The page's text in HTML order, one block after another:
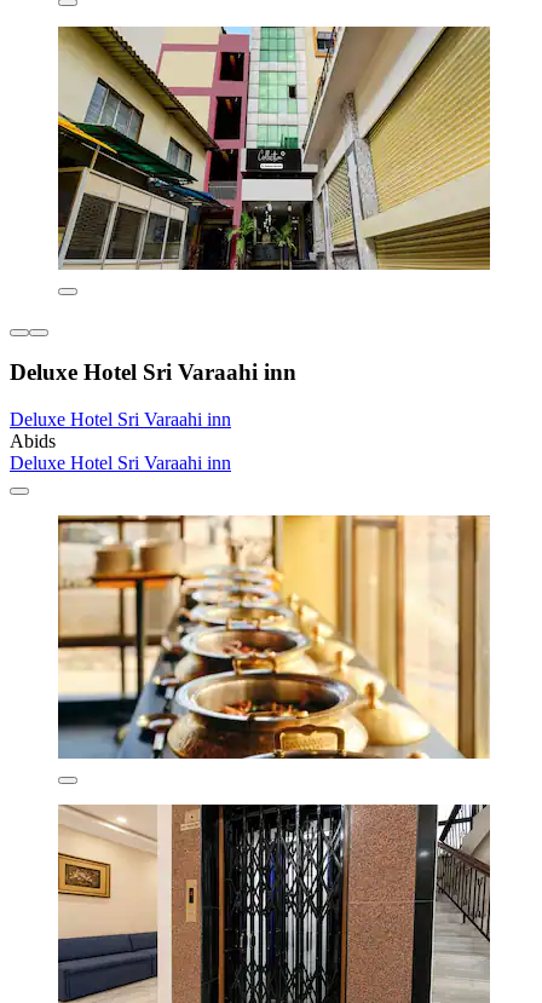
Deluxe Hotel Sri Varaahi inn
Deluxe Hotel Sri Varaahi inn
Abids
Deluxe Hotel Sri Varaahi inn